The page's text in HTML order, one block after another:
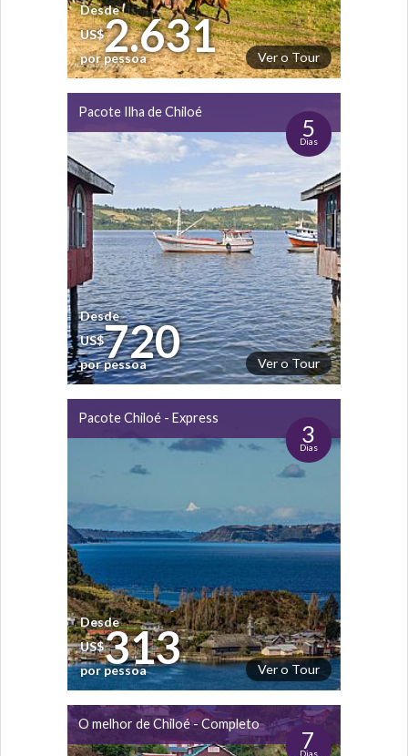
Ver o Tour
Desde
US$2.631
por pessoa
Pacote Ilha de Chiloé
5
Dias
Ver o Tour
Desde
US$720
por pessoa
Pacote Chiloé - Express
3
Dias
Ver o Tour
Desde
US$313
por pessoa
O melhor de Chiloé - Completo
7
Dias